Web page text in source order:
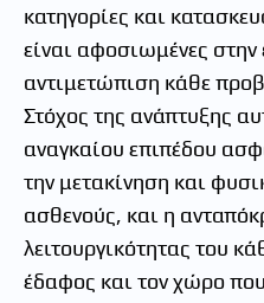
κατηγορίες και
είναι αφοσιωμένες στην
αντιμετώπιση κάθε
Στόχος της ανάπτυξης
αναγκαίου επιπέδου
την μετακίνηση και
ασθενούς, και η
λειτουργικότητας του
έδαφος και τον χώρο